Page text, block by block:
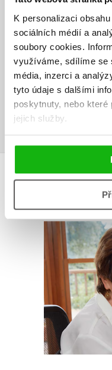
K personalizaci
sociálních médií a
soubory cookies.
využíváme, sdílíme se
média, inzerci a
tyto údaje s dalšími
poskytnuty, nebo které
jejich služby.
HODNOCENÍ ČTENÁŘŮ
V současné době nejsou
Vaše hodnocení
Uživatelskou recenzi
Přihlásit